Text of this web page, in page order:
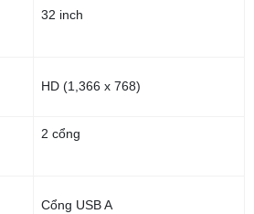
32 inch
HD (1,366 x 768)
2 cổng
Cổng USB A